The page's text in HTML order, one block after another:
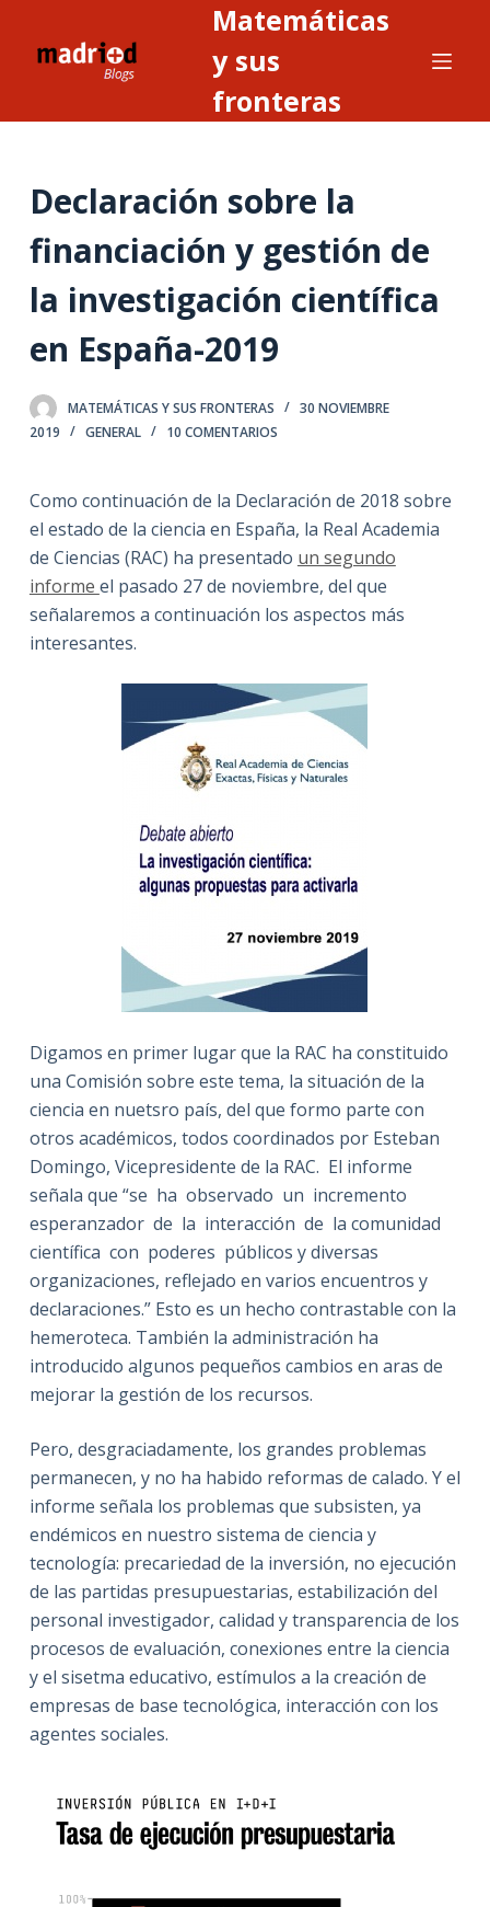
o
n
n
Matemáticas
y sus
fronteras
Declaración sobre la
financiación y gestión de
la investigación científica
en España-2019
MATEMÁTICAS Y SUS FRONTERAS
30 NOVIEMBRE
2019
GENERAL 10 COMENTARIOS
Como continuación de la Declaración de 2018 sobre
el estado de la ciencia en España, la Real Academia
de Ciencias (RAC) ha presentado un segundo
informe el pasado 27 de noviembre, del que
señalaremos a continuación los aspectos más
interesantes.
Digamos en primer lugar que la RAC ha constituido
una Comisión sobre este tema, la situación de la
ciencia en nuetsro país, del que formo parte con
otros académicos, todos coordinados por Esteban
Domingo, Vicepresidente de la RAC. El informe
señala que “se ha observado un incremento
esperanzador de la interacción de la comunidad
científica con poderes públicos y diversas
organizaciones, reflejado en varios encuentros y
declaraciones.” Esto es un hecho contrastable con la
hemeroteca. También la administración ha
introducido algunos pequeños cambios en aras de
mejorar la gestión de los recursos.
Pero, desgraciadamente, los grandes problemas
permanecen, y no ha habido reformas de calado. Y el
informe señala los problemas que subsisten, ya
endémicos en nuestro sistema de ciencia y
tecnología: precariedad de la inversión, no ejecución
de las partidas presupuestarias, estabilización del
personal investigador, calidad y transparencia de los
procesos de evaluación, conexiones entre la ciencia
y el sisetma educativo, estímulos a la creación de
empresas de base tecnológica, interacción con los
agentes sociales.